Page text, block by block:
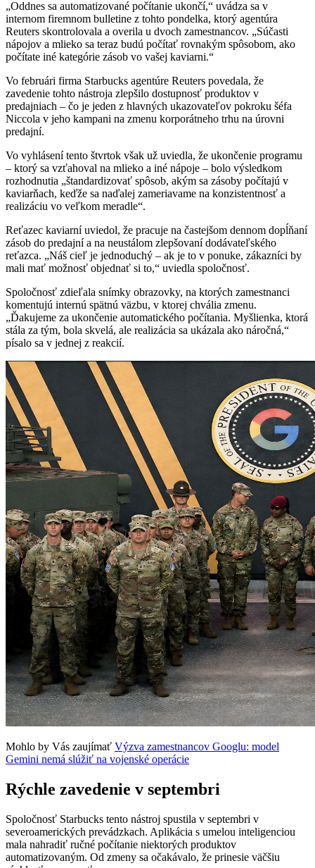
„Oddnes sa automatizované počítanie ukončí,“ uvádza sa v
internom firemnom bulletine z tohto pondelka, ktorý agentúra
Reuters skontrolovala a overila u dvoch zamestnancov. „Súčasti
nápojov a mlieko sa teraz budú počítať rovnakým spôsobom, ako
počítate iné kategórie zásob vo vašej kaviarni.“
Vo februári firma Starbucks agentúre Reuters povedala, že
zavedenie tohto nástroja zlepšilo dostupnosť produktov v
predajniach – čo je jeden z hlavných ukazovateľov pokroku šéfa
Niccola v jeho kampani na zmenu korporátneho trhu na úrovni
predajní.
Vo vyhlásení tento štvrtok však už uviedla, že ukončenie programu
– ktorý sa vzťahoval na mlieko a iné nápoje – bolo výsledkom
rozhodnutia „štandardizovať spôsob, akým sa zásoby počítajú v
kaviarňach, keďže sa naďalej zameriavame na konzistentnosť a
realizáciu vo veľkom meradle“.
Reťazec kaviarní uviedol, že pracuje na častejšom dennom dopĺňaní
zásob do predajní a na neustálom zlepšovaní dodávateľského
reťazca. „Náš cieľ je jednoduchý – ak je to v ponuke, zákazníci by
mali mať možnosť objednať si to,“ uviedla spoločnosť.
Spoločnosť zdieľala snímky obrazovky, na ktorých zamestnanci
komentujú internú spätnú väzbu, v ktorej chvália zmenu.
„Ďakujeme za ukončenie automatického počítania. Myšlienka, ktorá
stála za tým, bola skvelá, ale realizácia sa ukázala ako náročná,“
písalo sa v jednej z reakcií.
Mohlo by Vás zaujímať Výzva zamestnancov Googlu: model
Gemini nemá slúžiť na vojenské operácie
Rýchle zavedenie v septembri
Spoločnosť Starbucks tento nástroj spustila v septembri v
severoamerických prevádzkach. Aplikácia s umelou inteligenciou
mala nahradiť ručné počítanie niektorých produktov
automatizovaným. Od zmeny sa očakávalo, že prinesie väčšiu